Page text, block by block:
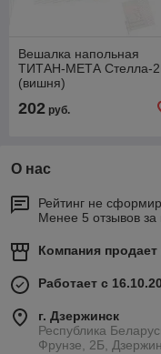
Вешалка напольная
ТИТАН-МЕТА Стелла-
(вишня)
202 руб.
О нас
Рейтинг не
Менее 5 отзывов за
Компания продает
Работает с
г. Дзержинск
Республика
Фрунзе, 2Б,